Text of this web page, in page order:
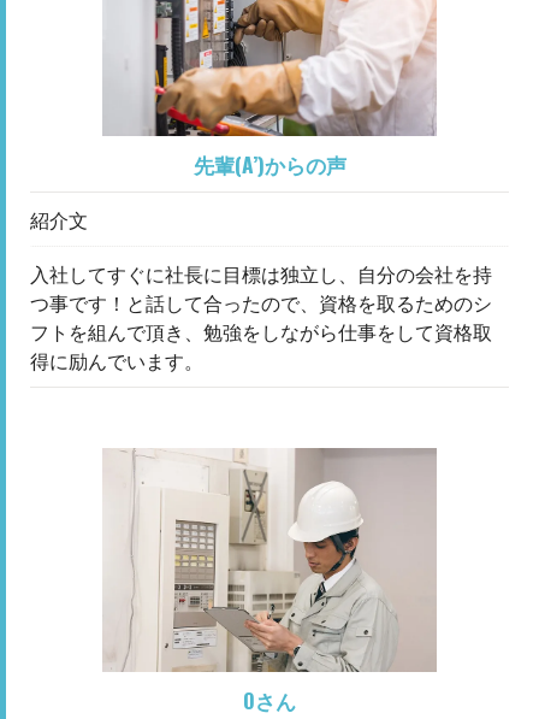
先輩(A’)からの声
紹介文
入社してすぐに社長に目標は独立し、自分の会社を持
つ事です！と話して合ったので、資格を取るためのシ
フトを組んで頂き、勉強をしながら仕事をして資格取
得に励んでいます。
Oさん